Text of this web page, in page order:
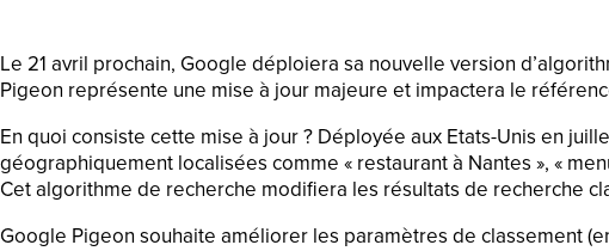
Le 21 avril prochain, Google déploiera sa nouvelle version
Pigeon représente une mise à jour majeure et impactera le
En quoi consiste cette mise à jour ? Déployée aux Etats-Unis en
géographiquement localisées comme « restaurant à Nantes », «
Cet algorithme de recherche modifiera les résultats de recherche
Google Pigeon souhaite améliorer les paramètres de classement